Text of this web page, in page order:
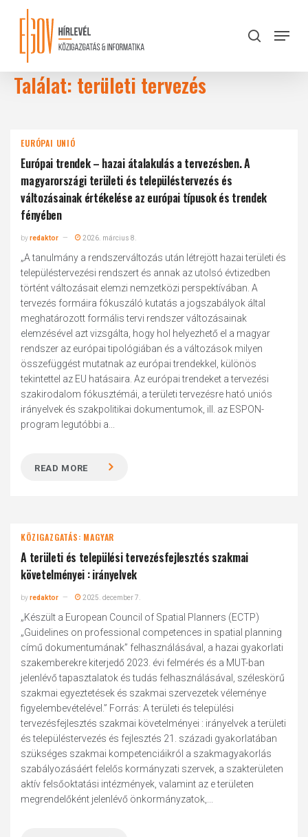
content
search
Menu
Találat: területi tervezés
EURÓPAI UNIÓ
Európai trendek – hazai átalakulás a tervezésben. A
magyarországi területi és településtervezés és
változásainak értékelése az európai típusok és trendek
fényében
byredaktor 2026. március 8.
„A tanulmány a rendszerváltozás után létrejött hazai területi és
településtervezési rendszert és annak az utolsó évtizedben
történt változásait elemzi nemzetközi perspektívában. A
tervezés formáira fókuszáló kutatás a jogszabályok által
meghatározott formális tervi rendszer változásainak
elemzésével azt vizsgálta, hogy hol helyezhető el a magyar
rendszer az európai tipológiában és a változások milyen
összefüggést mutatnak az európai trendekkel, különös
tekintettel az EU hatásaira. Az európai trendeket a tervezési
szakirodalom fókusztémái, a területi tervezésre ható uniós
irányelvek és szakpolitikai dokumentumok, ill. az ESPON-
program legutóbbi a...
READ MORE
KÖZIGAZGATÁS: MAGYAR
A területi és települési tervezésfejlesztés szakmai
követelményei : irányelvek
byredaktor 2025. december 7.
„Készült a European Council of Spatial Planners (ECTP)
„Guidelines on professional competences in spatial planning
című dokumentumának” felhasználásával, a hazai gyakorlati
szakemberekre kiterjedő 2023. évi felmérés és a MUT-ban
jelenlévő tapasztalatok és tudás felhasználásával, széleskörű
szakmai egyeztetések és szakmai szervezetek véleménye
figyelembevételével.” Forrás: A területi és települési
tervezésfejlesztés szakmai követelményei : irányelvek a területi
és településtervezés és fejlesztés 21. századi gyakorlatában
szükséges szakmai kompetenciáikról a szakmagyakorlás
szabályozásáért felelős kormányzati szervek, a szakterületen
aktív felsőoktatási intézmények, valamint az e területen
megrendelőként jelenlévő önkormányzatok,...
Close